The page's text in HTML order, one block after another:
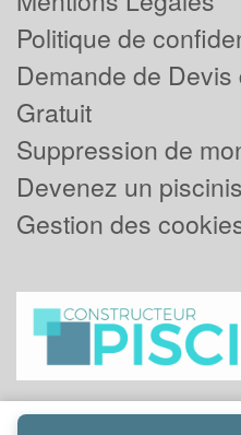
Politique de
Demande de
Gratuit
Suppression de
Devenez un
Gestion des